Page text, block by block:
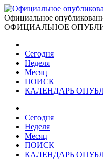
Официальное
ОФИЦИАЛЬНОЕ
Сегодня
Неделя
Месяц
ПОИСК
КАЛЕНДАРЬ
Сегодня
Неделя
Месяц
ПОИСК
КАЛЕНДАРЬ